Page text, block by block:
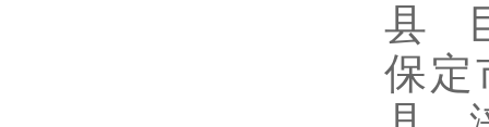
县
保